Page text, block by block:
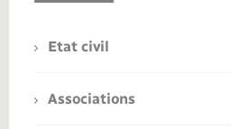
Etat civil
Associations